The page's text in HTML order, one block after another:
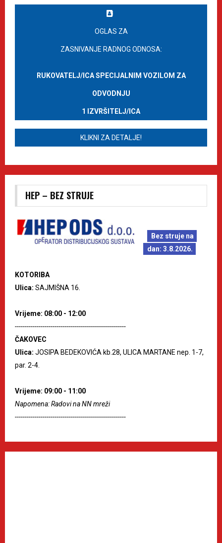
OGLAS ZA
ZASNIVANJE RADNOG ODNOSA:
RUKOVATELJ/ICA SPECIJALNIM VOZILOM ZA
ODVODNJU
1 IZVRŠITELJ/ICA
KLIKNI ZA DETALJE!
HEP – BEZ STRUJE
Bez struje na
dan: 3.8.2026.
KOTORIBA
Ulica: SAJMIŠNA 16.
Vrijeme: 08:00 - 12:00
--------------------------------------------------------
ČAKOVEC
Ulica: JOSIPA BEDEKOVIĆA kb.28, ULICA MARTANE nep. 1-7,
par. 2-4.
Vrijeme: 09:00 - 11:00
Napomena: Radovi na NN mreži
--------------------------------------------------------